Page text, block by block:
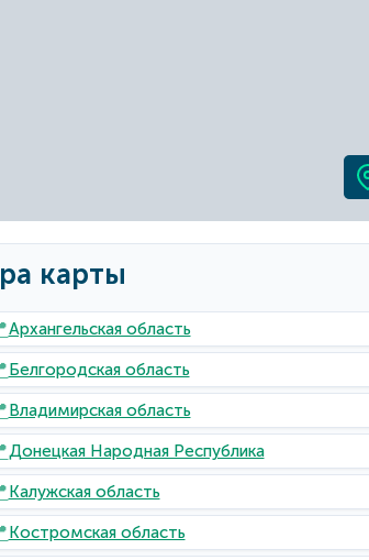
карты
Архангельская область
Белгородская область
Владимирская область
Донецкая Народная Республика
Калужская область
Костромская область